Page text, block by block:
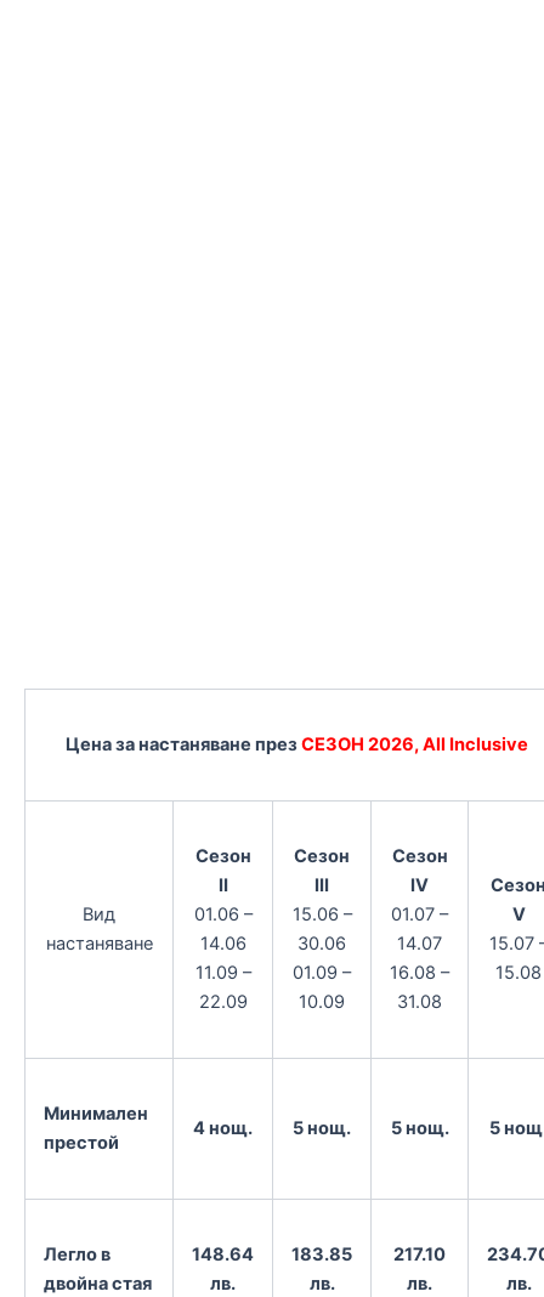
Цена за настаняване презСЕЗОН 2026, All Inclusive
Вид
настаняване
Сезон
II
01.06 –
14.06
11.09 –
22.09
Сезон
III
15.06 –
30.06
01.09 –
10.09
Сезон
IV
01.07 –
14.07
16.08 –
31.08
V
15.07
15.08
Минимален
престой
4 нощ. 5 нощ. 5 нощ. 5
Легло в
двойна стая
148.64
лв.
183.85
лв.
217.10
лв.
лв.